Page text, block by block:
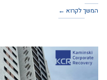
המשך לקרוא ←